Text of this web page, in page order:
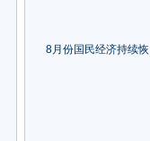
8月份国民经济持续恢